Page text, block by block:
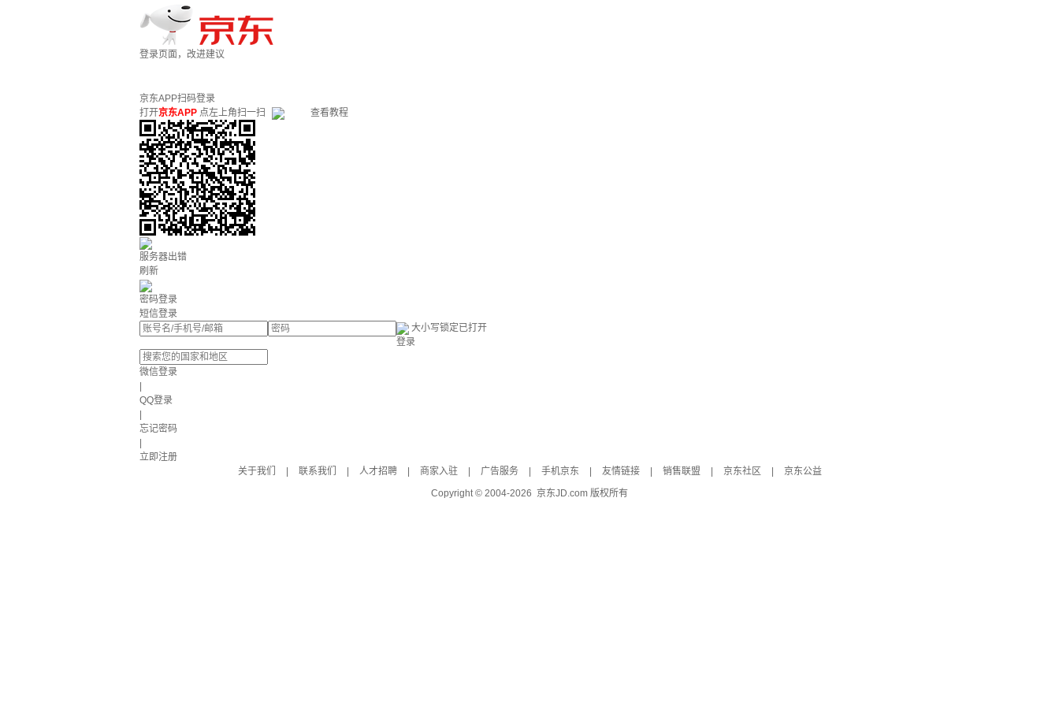
登录页面，改进建议
京东APP扫码登录
打开京东APP 点左上角扫一扫 查看教程
服务器出错
刷新
密码登录
短信登录
大小写锁定已打开
登录
微信登录
QQ登录
忘记密码
立即注册
关于我们
联系我们 人才招聘 商家入驻 广告服务 手机京东 友情链接 销售联盟 京东社区
京东公益
Copyright © 2004-2026 京东JD.com 版权所有